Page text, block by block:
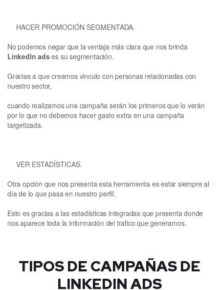
HACER PROMOCIÓN SEGMENTADA.
No podemos negar que la ventaja más clara que nos brinda
LinkedIn adses su segmentación.
Gracias a que creamos vinculo con personas relacionadas con
nuestro sector,
cuando realizamos una campaña serán los primeros que lo verán
por lo que no debemos hacer gasto extra en una campaña
targetizada.
VER ESTADÍSTICAS.
Otra opción que nos presenta esta herramienta es estar siempre al
día de lo que pasa en nuestro perfil.
Esto es gracias a las estadísticas integradas que presenta donde
nos aparece toda la información del trafico que generamos.
TIPOS DE CAMPAÑAS DE
LINKEDIN ADS